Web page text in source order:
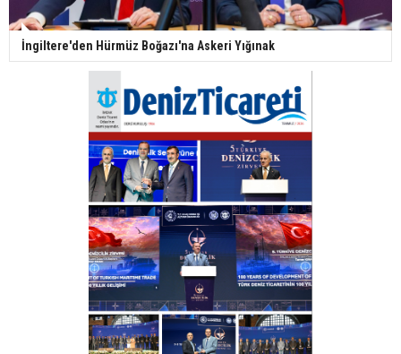
İngiltere'den Hürmüz Boğazı'na Askeri Yığınak